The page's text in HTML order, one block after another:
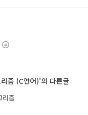
즘 (C언어)'의 다른글
즘